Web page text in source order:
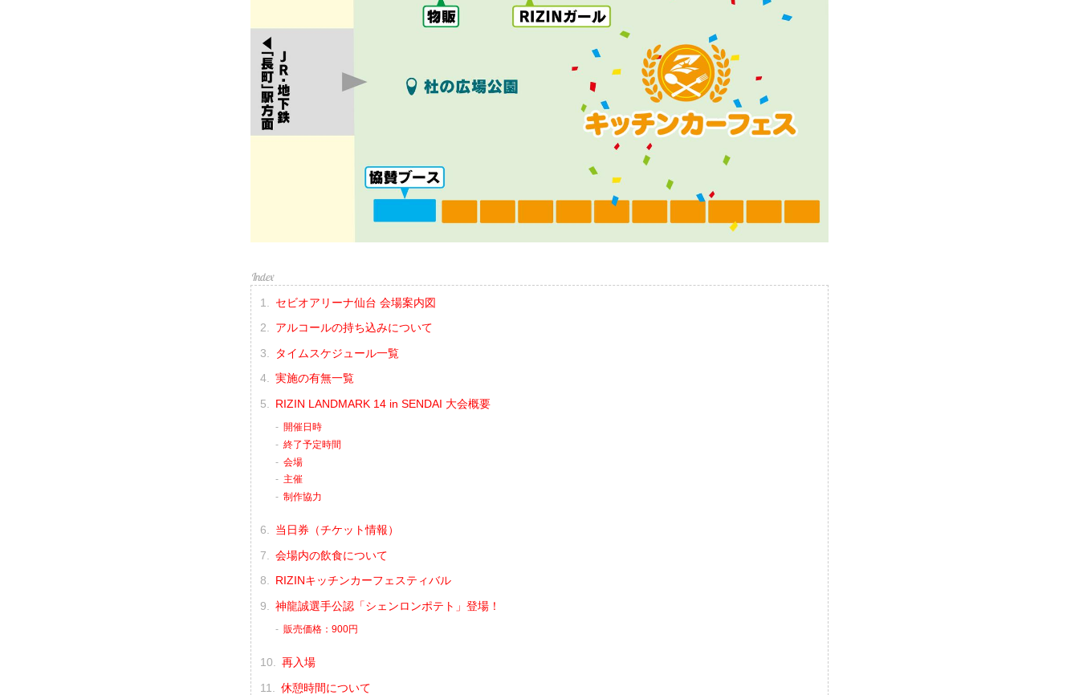
セビオアリーナ仙台 会場案内図
アルコールの持ち込みについて
タイムスケジュール一覧
実施の有無一覧
RIZIN LANDMARK 14 in SENDAI 大会概要
開催日時
終了予定時間
会場
主催
制作協力
当日券（チケット情報）
会場内の飲食について
RIZINキッチンカーフェスティバル
神龍誠選手公認「シェンロンポテト」登場！
販売価格：900円
再入場
休憩時間について